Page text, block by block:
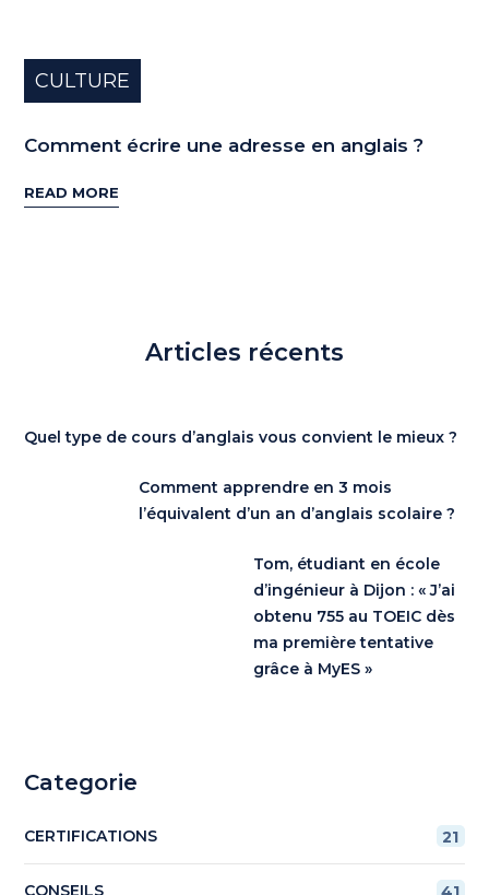
CULTURE
Comment écrire une adresse en anglais ?
READ MORE
Articles récents
Quel type de cours d’anglais vous convient le mieux ?
Comment apprendre en 3 mois
l’équivalent d’un an d’anglais scolaire ?
Tom, étudiant en école
d’ingénieur à Dijon : « J’ai
obtenu 755 au TOEIC dès
ma première tentative
grâce à MyES »
Categorie
CERTIFICATIONS 21
CONSEILS